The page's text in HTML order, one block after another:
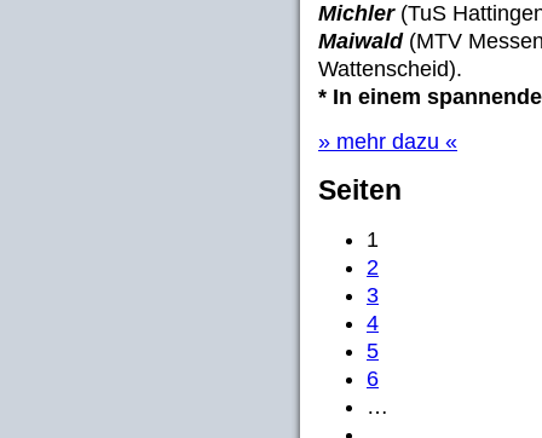
Michler(TuS
Maiwald(MTV
Wattenscheid).
* In einem
» mehr dazu «
Seiten
1
2
3
4
5
6
…